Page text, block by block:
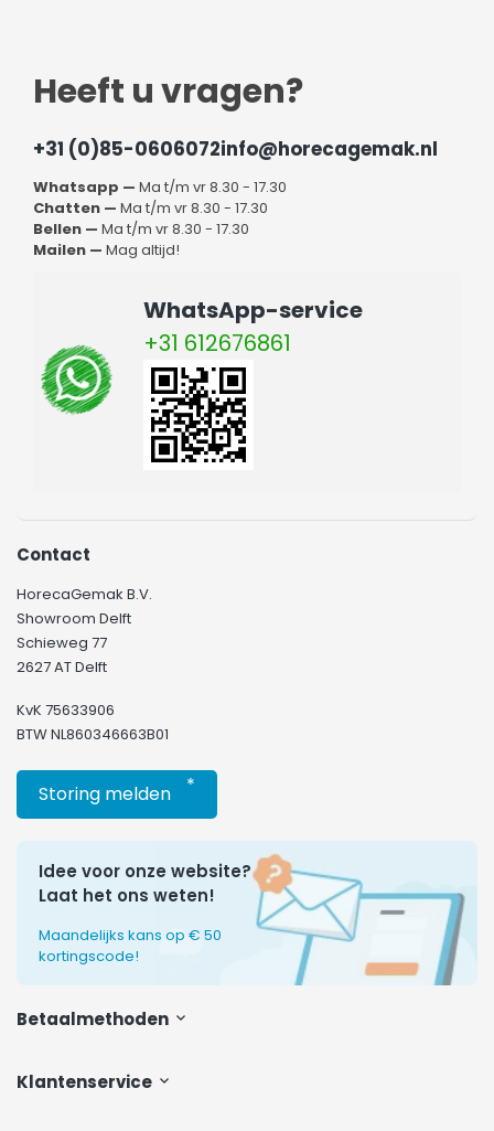
Heeft u vragen?
+31 (0)85-0606072info@horecagemak.nl
Whatsapp — Ma t/m vr 8.30 - 17.30
Chatten — Ma t/m vr 8.30 - 17.30
Bellen — Ma t/m vr 8.30 - 17.30
Mailen — Mag altijd!
WhatsApp-service
+31 612676861
Klantenservice
Contact
HorecaGemak B.V.
Showroom Delft
Schieweg 77
2627 AT Delft
KvK 75633906
BTW NL860346663B01
Storing melden *
Idee voor onze website?
Laat het ons weten!
Maandelijks kans op € 50
kortingscode!
Betaalmethoden